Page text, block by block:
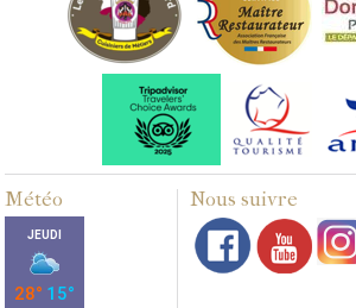
Météo Nous suivre